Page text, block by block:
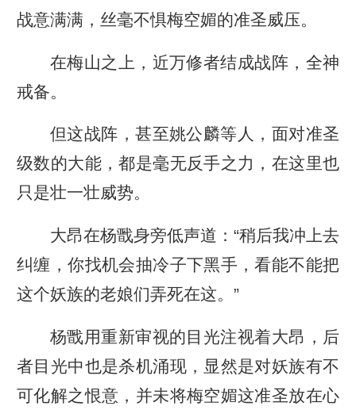
战意满满，丝毫不惧梅空媚的准圣威压。
在梅山之上，近万修者结成战阵，全神
戒备。
但这战阵，甚至姚公麟等人，面对准圣
级数的大能，都是毫无反手之力，在这里也
只是壮一壮威势。
大昂在杨戬身旁低声道：“稍后我冲上去
纠缠，你找机会抽冷子下黑手，看能不能把
这个妖族的老娘们弄死在这。”
杨戬用重新审视的目光注视着大昂，后
者目光中也是杀机涌现，显然是对妖族有不
可化解之恨意，并未将梅空媚这准圣放在心